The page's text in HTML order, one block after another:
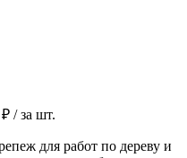
₽ / за шт.
для работ по дереву и